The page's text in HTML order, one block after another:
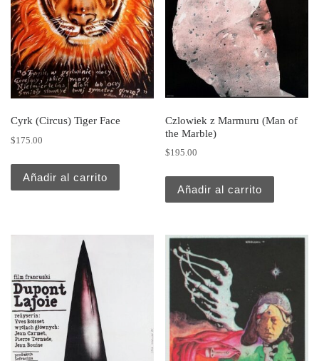
Cyrk (Circus) Tiger Face
$175.00
Añadir al carrito
Czlowiek z Marmuru (Man of
the Marble)
$195.00
Añadir al carrito